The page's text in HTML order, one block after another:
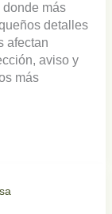
más
detalles
afectan
aviso y
más